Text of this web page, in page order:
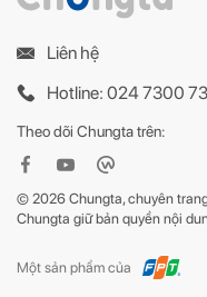
Liên hệ
Hotline: 024 7300
Theo dõi Chungta trên:
© 2026 Chungta, chuyên
Chungta giữ bản quyền nội
Một sản phẩm của